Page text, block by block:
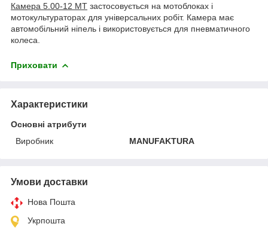
Камера 5.00-12 МТ застосовується на мотоблоках і
мотокультураторах для універсальних робіт. Камера має
автомобільний ніпель і використовується для пневматичного
колеса.
Приховати
Характеристики
Основні атрибути
Виробник
MANUFAKTURA
Умови доставки
Нова Пошта
Укрпошта